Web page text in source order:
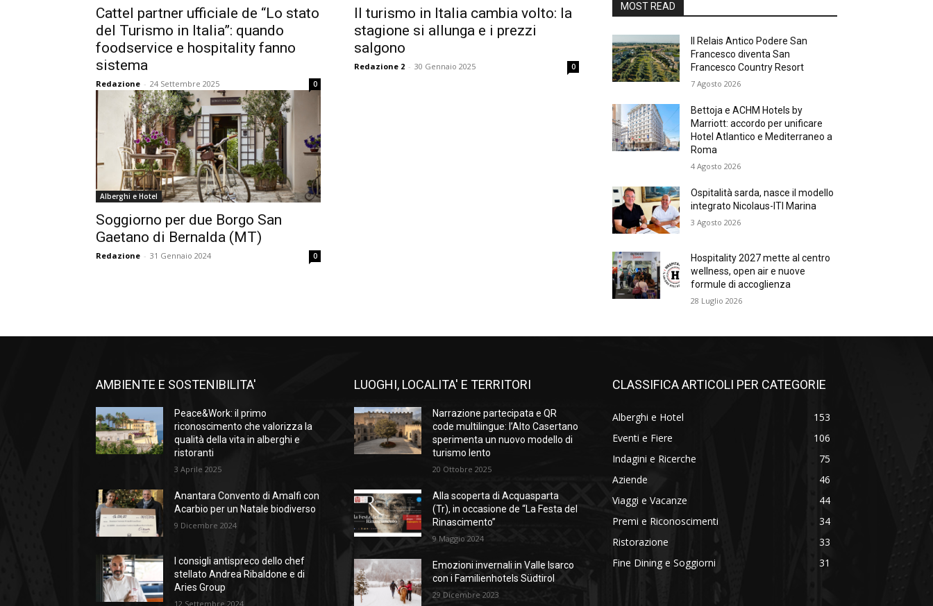
Cattel partner ufficiale de “Lo stato
del Turismo in Italia”: quando
foodservice e hospitality fanno
sistema
Redazione - 24 Settembre 2025 0
Il turismo in Italia cambia volto: la
stagione si allunga e i prezzi
salgono
Redazione 2 - 30 Gennaio 2025 0
Alberghi e Hotel
Soggiorno per due Borgo San
Gaetano di Bernalda (MT)
Redazione - 31 Gennaio 2024 0
MOST READ
Il Relais Antico Podere San
Francesco diventa San
Francesco Country Resort
7 Agosto 2026
Bettoja e ACHM Hotels by
Marriott: accordo per unificare
Hotel Atlantico e Mediterraneo a
Roma
4 Agosto 2026
Ospitalità sarda, nasce il modello
integrato Nicolaus-ITI Marina
3 Agosto 2026
Hospitality 2027 mette al centro
wellness, open air e nuove
formule di accoglienza
28 Luglio 2026
AMBIENTE E SOSTENIBILITA'
Peace&Work: il primo
riconoscimento che valorizza la
qualità della vita in alberghi e
ristoranti
3 Aprile 2025
Anantara Convento di Amalfi con
Acarbio per un Natale biodiverso
9 Dicembre 2024
I consigli antispreco dello chef
stellato Andrea Ribaldone e di
Aries Group
12 Settembre 2024
LUOGHI, LOCALITA' E TERRITORI
Narrazione partecipata e QR
code multilingue: l’Alto Casertano
sperimenta un nuovo modello di
turismo lento
20 Ottobre 2025
Alla scoperta di Acquasparta
(Tr), in occasione de “La Festa del
Rinascimento”
9 Maggio 2024
Emozioni invernali in Valle Isarco
con i Familienhotels Südtirol
29 Dicembre 2023
CLASSIFICA ARTICOLI PER CATEGORIE
Alberghi e Hotel
153
Eventi e Fiere
106
Indagini e Ricerche
75
Aziende
46
Viaggi e Vacanze
44
Premi e Riconoscimenti
34
Ristorazione
33
Fine Dining e Soggiorni
31